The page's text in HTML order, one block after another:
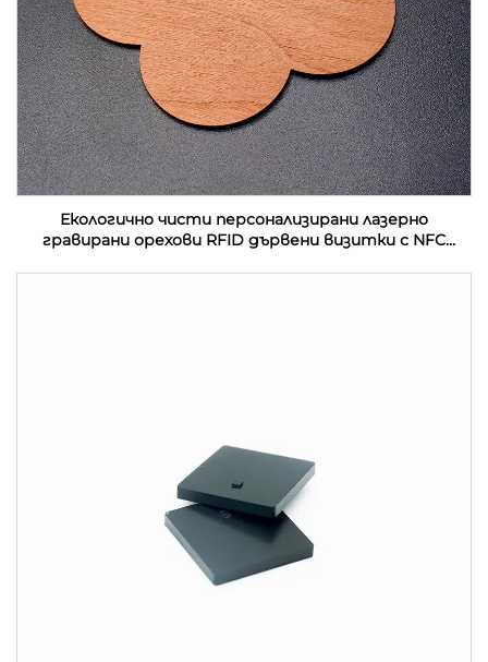
Екологично чисти персонализирани лазерно
гравирани орехови RFID дървени визитки с NFC